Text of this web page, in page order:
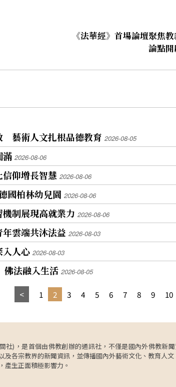
《法華經》首場論壇聚焦
論點
藝術人文扎根品德教育 2026-08-05
滿 2026-08-06
仰增長智慧 2026-08-06
國柏林幼兒園 2026-08-06
制展現高就業力 2026-08-06
雲端共沐法益 2026-08-03
人心 2026-08-03
法融入生活 2026-08-05
1 2 3 4 5 6 7 8 9 10
社)，是首個由佛教創辦的通訊社，不僅是國內外佛教新
及各宗教界的新聞資訊，並傳播國內外藝術文化、教育人
產生正面積極影響力。